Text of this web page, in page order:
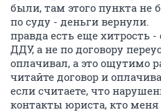
были, там этого пункта не
по суду - деньги вернули.
правда есть еще хитрость
ДДУ, а не по договору
оплачивал, а это ощутимо
читайте договор и
если считаете, что
контакты юриста, кто